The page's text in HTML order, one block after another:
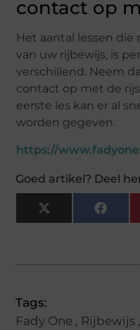
contact op
Het aantal lessen die
van uw rijbewijs, is
verschillend. Neem
contact op met de
eerste les kan er al
worden gegeven.
https://
Goed artikel? Deel
X
(Twitter)
Tags:
Fady One , Rijbewijs ,